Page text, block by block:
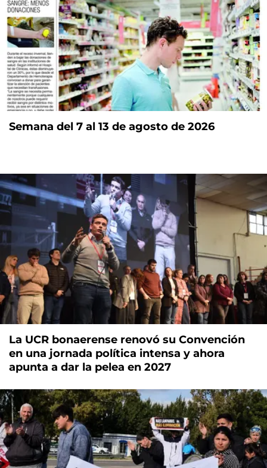
Semana del 7 al 13 de agosto de 2026
La UCR bonaerense renovó su Convención
en una jornada política intensa y ahora
apunta a dar la pelea en 2027